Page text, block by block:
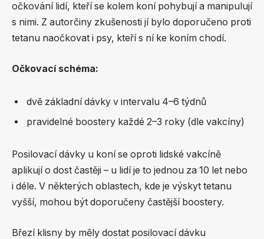
očkování lidí, kteří se kolem koní pohybují a manipulují
s nimi. Z autorčiny zkušenosti jí bylo doporučeno proti
tetanu naočkovat i psy, kteří s ní ke koním chodí.
Očkovací schéma:
dvě základní dávky v intervalu 4–6 týdnů
pravidelné boostery každé 2–3 roky (dle vakcíny)
Posilovací dávky u koní se oproti lidské vakcíně
aplikují o dost častěji – u lidí je to jednou za 10 let nebo
i déle. V některých oblastech, kde je výskyt tetanu
vyšší, mohou být doporučeny častější boostery.
Březí klisny by měly dostat posilovací dávku